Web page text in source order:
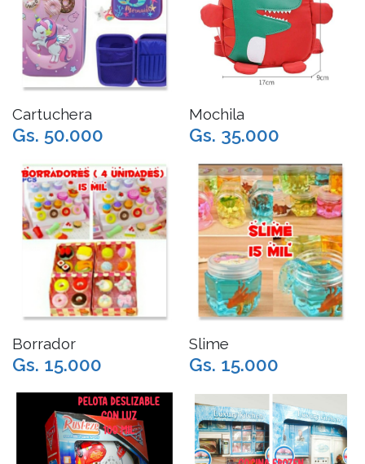
Cartuchera
Gs. 50.000
Mochila
Gs. 35.000
Borrador
Gs. 15.000
Slime
Gs. 15.000